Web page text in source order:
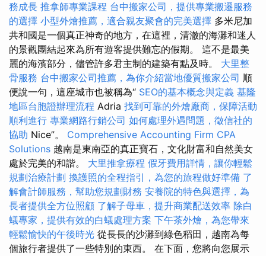
務成長 推拿師專業課程 台中搬家公司，提供專業搬遷服務
的選擇 小型外燴推薦，適合親友聚會的完美選擇 多米尼加
共和國是一個真正神奇的地方，在這裡，清澈的海灘和迷人
的景觀團結起來為所有遊客提供難忘的假期。 這不是最美
麗的海濱部分，儘管許多君主制的建築有點及時。 大里整
骨服務 台中搬家公司推薦，為你介紹當地優質搬家公司 順
便說一句，這座城市也被稱為“ SEO的基本概念與定義 基隆
地區台胞證辦理流程 Adria 找到可靠的外燴廠商，保障活動
順利進行 專業網路行銷公司 如何處理外遇問題，徵信社的
協助 Nice”。 Comprehensive Accounting Firm CPA
Solutions 越南是東南亞的真正寶石，文化財富和自然美女
處於完美的和諧。 大里推拿療程 假牙費用詳情，讓你輕鬆
規劃治療計劃 換護照的全程指引，為您的旅程做好準備 了
解會計師服務，幫助您規劃財務 安養院的特色與選擇，為
長者提供全方位照顧 了解子母車，提升商業配送效率 除白
蟻專家，提供有效的白蟻處理方案 下午茶外燴，為您帶來
輕鬆愉快的午後時光 從長長的沙灘到綠色稻田，越南為每
個旅行者提供了一些特別的東西。 在下面，您將向您展示